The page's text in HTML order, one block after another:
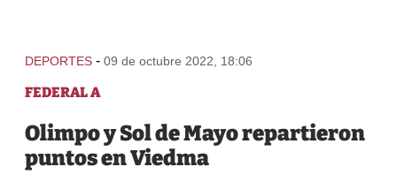
DEPORTES - 09 de octubre 2022, 18:06
FEDERAL A
Olimpo y Sol de Mayo repartieron
puntos en Viedma